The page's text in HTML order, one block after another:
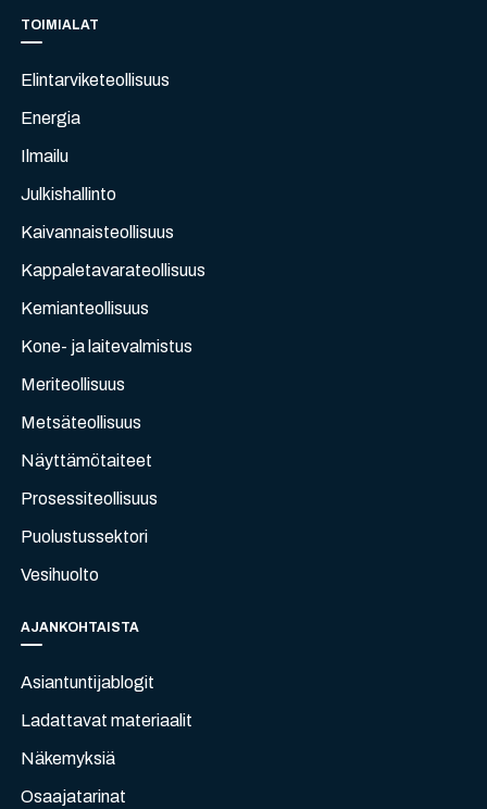
TOIMIALAT
Elintarviketeollisuus
Energia
Ilmailu
Julkishallinto
Kaivannaisteollisuus
Kappaletavarateollisuus
Kemianteollisuus
Kone- ja laitevalmistus
Meriteollisuus
Metsäteollisuus
Näyttämötaiteet
Prosessiteollisuus
Puolustussektori
Vesihuolto
AJANKOHTAISTA
Asiantuntijablogit
Ladattavat materiaalit
Näkemyksiä
Osaajatarinat